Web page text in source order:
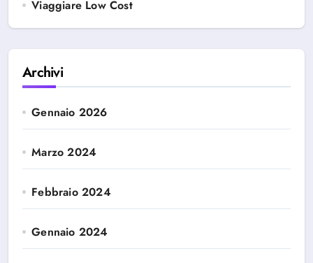
Viaggiare Low Cost
Archivi
Gennaio 2026
Marzo 2024
Febbraio 2024
Gennaio 2024